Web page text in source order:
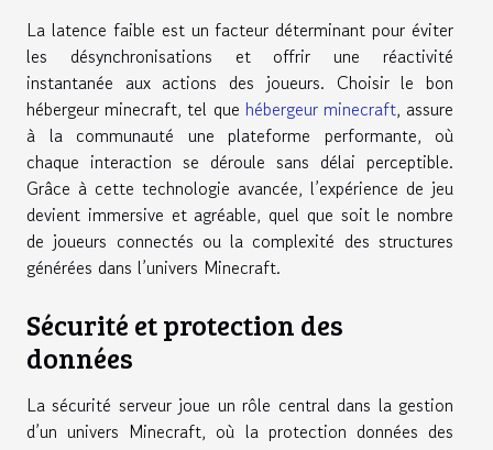
La latence faible est un facteur déterminant pour éviter
les désynchronisations et offrir une réactivité
instantanée aux actions des joueurs. Choisir le bon
hébergeur minecraft, tel que hébergeur minecraft, assure
à la communauté une plateforme performante, où
chaque interaction se déroule sans délai perceptible.
Grâce à cette technologie avancée, l’expérience de jeu
devient immersive et agréable, quel que soit le nombre
de joueurs connectés ou la complexité des structures
générées dans l’univers Minecraft.
Sécurité et protection des
données
La sécurité serveur joue un rôle central dans la gestion
d’un univers Minecraft, où la protection données des